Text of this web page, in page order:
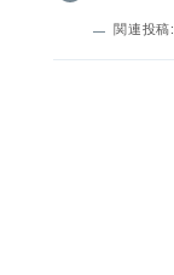
関連投稿: